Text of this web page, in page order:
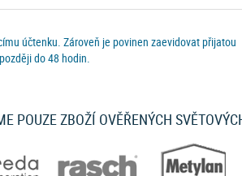
účtenku. Zároveň je povinen zaevidovat přijatou
do 48 hodin.
POUZE ZBOŽÍ OVĚŘENÝCH